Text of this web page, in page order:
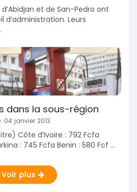
et de San-Pedro ont
d’administration. Leurs
dans la sous-région
04 janvier 2013
Côte d’Ivoire : 792 Fcfa
: 745 Fcfa Benin : 580 Fcf ...
Voir plus